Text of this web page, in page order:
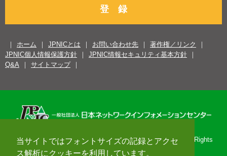
当サイトではフォントサイズの記録とアクセ
ス解析にクッキーを利用しています。
登 録
ホーム JPNICとは お問い合わせ先
著作権／リンク
JPNIC個人情報保護方針
JPNIC情報セキュリティ基本方針
Q&A
サイトマップ
Copyright© 1996-2026 Japan Network Information Center. All Rights
Reserved.